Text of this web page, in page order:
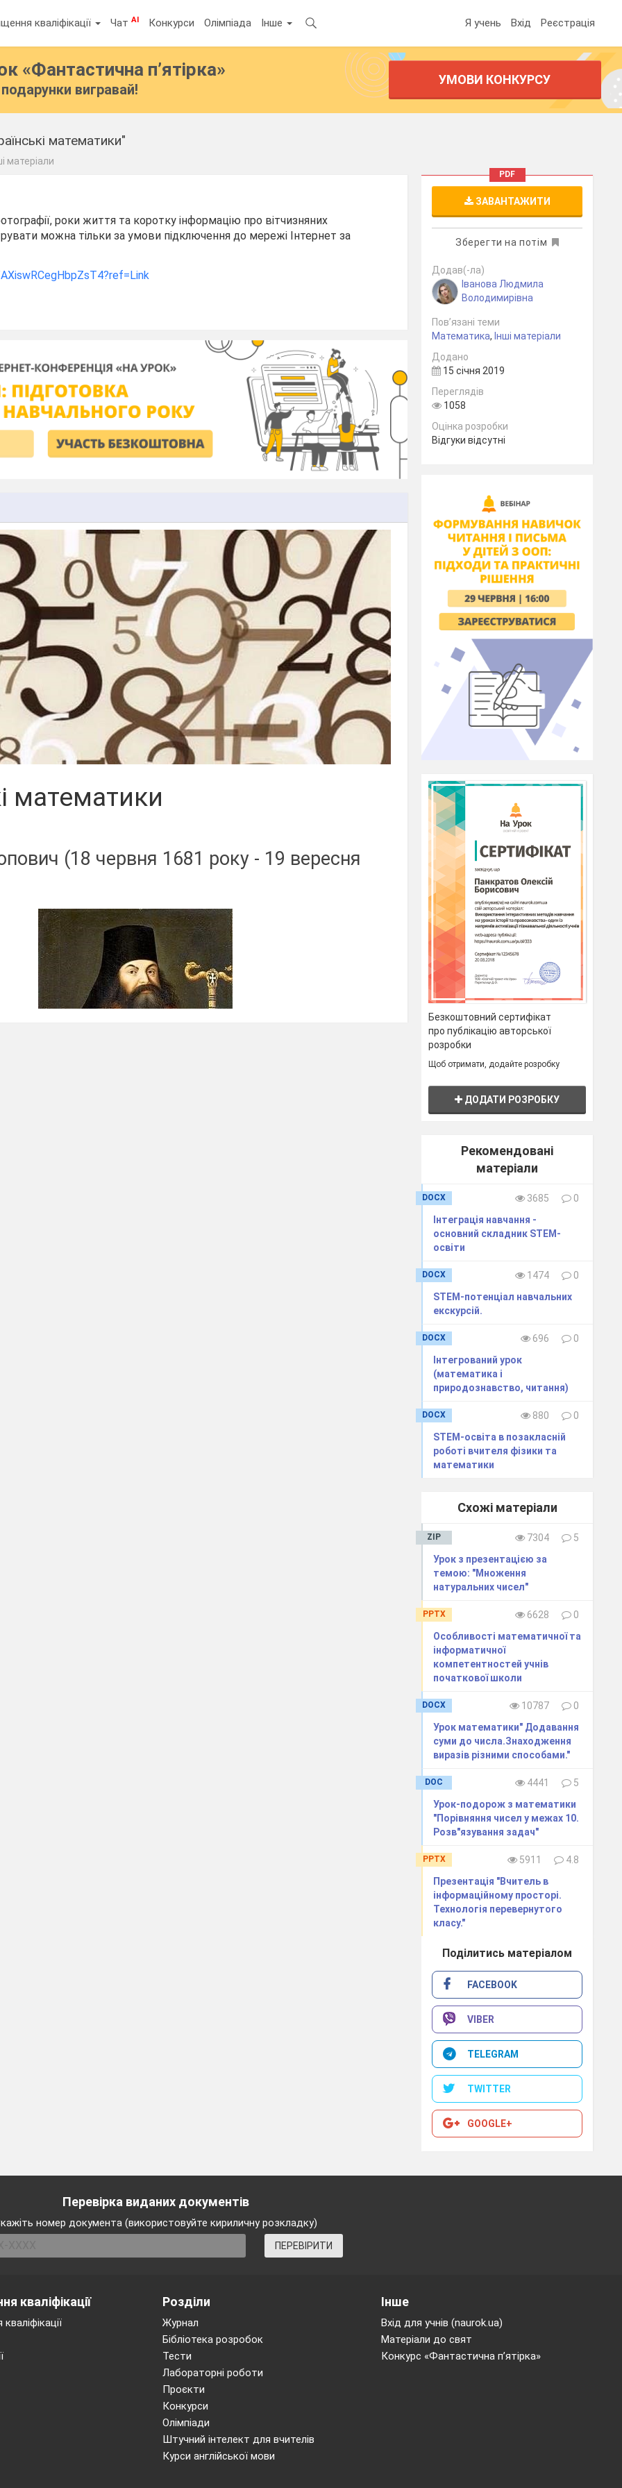
кваліфікації ЧатAI Конкурси Олімпіада Інше Я учень Вхід Реєстрація
«Фантастична п’ятірка»
вигравай!
УМОВИ КОНКУРСУ
математики"
матеріали
роки життя та коротку інформацію про вітчизняних
можна тільки за умови підключення до мережі Інтернет за
математики
(18 червня 1681 року - 19 вересня
(30 березня 1892 року— 31 серпня 1945
PDF
ЗАВАНТАЖИТИ
Зберегти на потім
Додав(-ла)
Іванова Людмила
Володимирівна
Пов’язані теми
Математика, Інші матеріали
Додано
15 січня 2019
Переглядів
1058
Оцінка розробки
Відгуки відсутні
Безкоштовний сертифікат
про публікацію авторської
розробки
Щоб отримати, додайте розробку
ДОДАТИ РОЗРОБКУ
Рекомендовані
матеріали
DOCX 3685
0
Інтеграція навчання -
основний складник STEM-
освіти
DOCX 1474
0
STEM-потенціал навчальних
екскурсій.
DOCX 696
0
Інтегрований урок
(математика і
природознавство, читання)
DOCX 880
0
STEM-освіта в позакласній
роботі вчителя фізики та
математики
Схожі матеріали
ZIP 7304
5
Урок з презентацією за
темою: "Множення
натуральних чисел"
PPTX 6628
0
Особливості математичної та
інформатичної
компетентностей учнів
початкової школи
DOCX 10787
0
Урок математики" Додавання
суми до числа.Знаходження
виразiв рiзними способами."
DOC 4441
5
Урок-подорож з математики
"Порівняння чисел у межах 10.
Розв"язування задач"
PPTX 5911
4.8
Презентація "Вчитель в
інформаційному просторі.
Технологія перевернутого
класу."
Поділитись матеріалом
FACEBOOK
VIBER
TELEGRAM
TWITTER
GOOGLE+
Перевірка виданих документів
номер документа (використовуйте кириличну розкладку)
ПЕРЕВІРИТИ
кваліфікації Розділи
Журнал
Бібліотека розробок
Тести
Лабораторні роботи
Проєкти
Конкурси
Олімпіади
Штучний інтелект для вчителів
Курси англійської мови
Інше
Вхід для учнів (naurok.ua)
Матеріали до свят
Конкурс «Фантастична п’ятірка»